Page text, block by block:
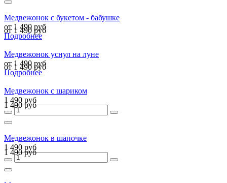
Медвежонок с букетом - бабушке
от 1 490 руб
от 1 490 руб
Подробнее
Медвежонок уснул на луне
от 1 490 руб
от 1 490 руб
Подробнее
Медвежонок с шариком
1 490 руб
1 490 руб
Медвежонок в шапочке
1 490 руб
1 490 руб